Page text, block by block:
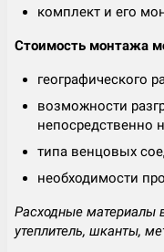
комплект и его
Стоимость монтажа
географического
возможности
непосредственно
типа венцовых
необходимости
Расходные материалы
утеплитель, шканты,